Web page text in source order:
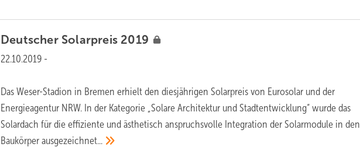
Deutscher Solarpreis 2019
22.10.2019 -
Das Weser-Stadion in Bremen erhielt den diesjährigen Solarpreis von Eurosolar und der
Energieagentur NRW. In der Kategorie „Solare Architektur und Stadtentwicklung“ wurde das
Solardach für die effiziente und ästhetisch anspruchsvolle Integration der Solarmodule in den
Baukörperausgezeichnet...